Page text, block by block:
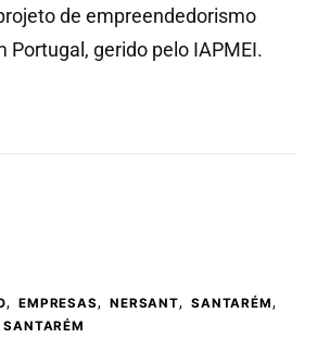
, EMPRESAS, NERSANT, SANTARÉM,
de empreendedorismo
Portugal, gerido pelo IAPMEI.